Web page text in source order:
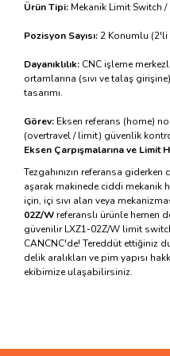
Ürün Tipi: Mekanik Limit Switch
Pozisyon Sayısı:2 Konumlu (2'li
Dayanıklılık: CNC işleme
ortamlarına (sıvı ve talaş
tasarımı.
Görev: Eksen referans (home)
(overtravel / limit) güvenlik
Eksen Çarpışmalarına ve Limit
Tezgahınızın referansa
aşarak makinede ciddi mekanik
için, içi sıvı alan veya
02Z/W referanslı ürünle hemen
güvenilir LXZ1-02Z/W limit
CANCNC'de! Tereddüt ettiğiniz
delik aralıkları ve pim yapısı
ekibimize ulaşabilirsiniz.
kullanarak tarafımıza